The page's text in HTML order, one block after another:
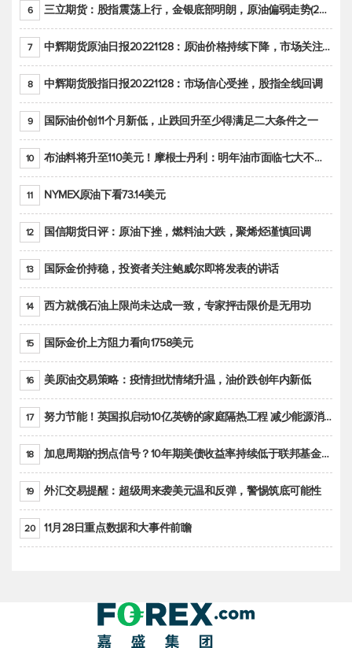
6 三立期货：股指震荡上行，金银底部明朗，原油偏弱走势(20221128收评)
7 中辉期货原油日报20221128：原油价格持续下降，市场关注OPEC+新一轮产能政策
8 中辉期货股指日报20221128：市场信心受挫，股指全线回调
9 国际油价创11个月新低，止跌回升至少得满足二大条件之一
10 布油料将升至110美元！摩根士丹利：明年油市面临七大不确定性
11 NYMEX原油下看73.14美元
12 国信期货日评：原油下挫，燃料油大跌，聚烯烃谨慎回调
13 国际金价持稳，投资者关注鲍威尔即将发表的讲话
14 西方就俄石油上限尚未达成一致，专家抨击限价是无用功
15 国际金价上方阻力看向1758美元
16 美原油交易策略：疫情担忧情绪升温，油价跌创年内新低
17 努力节能！英国拟启动10亿英镑的家庭隔热工程 减少能源消耗
18 加息周期的拐点信号？10年期美债收益率持续低于联邦基金利率目标区间
19 外汇交易提醒：超级周来袭美元温和反弹，警惕筑底可能性
20 11月28日重点数据和大事件前瞻